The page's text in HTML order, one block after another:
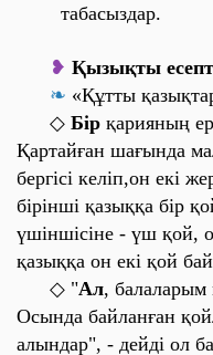
табасыздар.
❥ Қызықты
❧ «Құтты
◇ Бір қарияның
Қартайған шағында
бергісі келіп,он екі
бірінші қазыққа бір
үшіншісіне - үш қой,
қазыққа он екі қой
◇ "Ал, балаларым
Осында байланған
алындар", - дейді ол